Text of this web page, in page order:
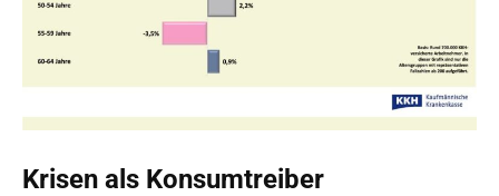
Krisen als Konsumtreiber